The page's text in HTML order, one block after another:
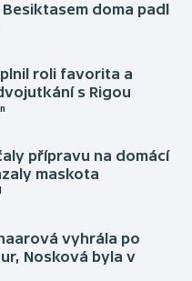
doma padl
roli favorita a
s Rigou
přípravu na domácí
maskota
vyhrála po
Nosková byla v